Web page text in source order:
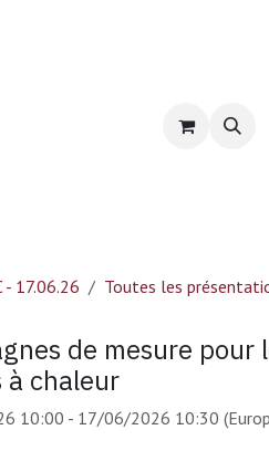
CPR-PAC 26
- 17.06.26 Toutes les
de mesure pour
à chaleur
10:00 - 17/06/2026 10:30 (